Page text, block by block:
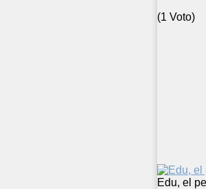
(1 Voto)
Edu, el